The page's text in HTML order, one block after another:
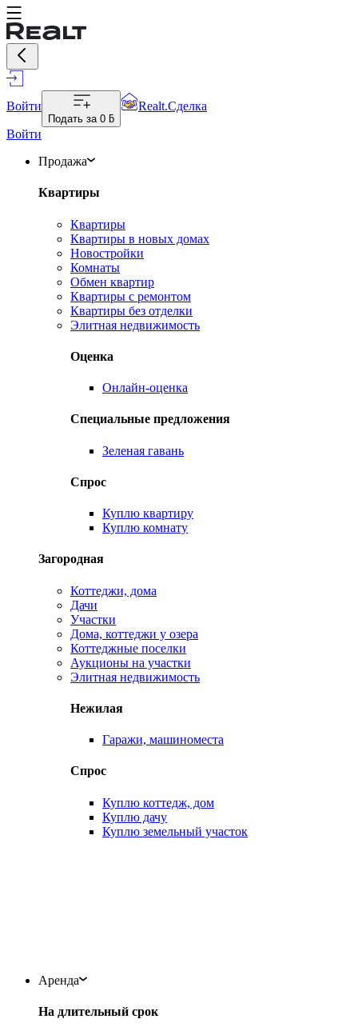
Войти
Подать за 0 ƃ
Realt.Сделка
Войти
Продажа
Квартиры
Квартиры
Квартиры в новых домах
Новостройки
Комнаты
Обмен квартир
Квартиры с ремонтом
Квартиры без отделки
Элитная недвижимость
Оценка
Онлайн-оценка
Специальные предложения
Зеленая гавань
Спрос
Куплю квартиру
Куплю комнату
Загородная
Коттеджи, дома
Дачи
Участки
Дома, коттеджи у озера
Коттеджные поселки
Аукционы на участки
Элитная недвижимость
Нежилая
Гаражи, машиноместа
Спрос
Куплю коттедж, дом
Куплю дачу
Куплю земельный участок
Аренда
На длительный срок